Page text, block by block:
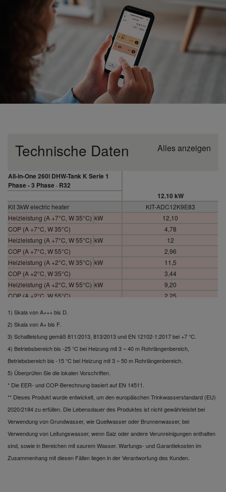
Technische Daten Alles anzeigen
All-in-One 260l DHW-Tank K Serie 1
Phase - 3 Phase · R32
12.10 kW
Kit 3kW electric heater
KIT-ADC12K9E83
Heizleistung (A +7°C, W 35°C) kW
12,10
COP (A +7°C, W 35°C)
4,78
Heizleistung (A +7°C, W 55°C) kW
12
COP (A +7°C, W 55°C)
2,96
Heizleistung (A +2°C, W 35°C) kW
11,5
COP (A +2°C, W 35°C)
3,44
Heizleistung (A +2°C, W 55°C) kW
9,20
COP (A +2°C, W 55°C)
2,25
COP (A -7°C, W 35°C)
Heating capacity (A -7°C, W
55°C)
kW
8,40
COP (A -7°C, W 55°C)
1,97
Kühlleistung (A 35°C, W 7°C)
kW
10,70
EER (A 35°C, W 7°C)
Kühlleistung (A 35°C, W 18°C) kW
EER (A 35°C, W 18°C)
Seasonal energy efficiency (W
35°C / W 55°C)
SCOP 4,58 / 3,33
Mittleres Klima.
Raumheizungs-
55°C)
ηs % 180 / 130
1) Skala von A+++ bis D.
2) Skala von A+ bis F.
3) Schallleistung gemäß 811/2013, 813/2013 und EN 12102-1:2017 bei +7 °C.
4) Betriebsbereich bis -25 °C bei Heizung mit 3 ~ 40 m Rohrlängenbereich,
Betriebsbereich bis -15 °C bei Heizung mit 3 ~ 50 m Rohrlängenbereich.
5) Überprüfen Sie die lokalen Vorschriften.
* Die EER- und COP-Berechnung basiert auf EN 14511.
** Dieses Produkt wurde entwickelt, um den europäischen Trinkwasserstandard (EU)
2020/2184 zu erfüllen. Die Lebensdauer des Produktes ist nicht gewährleistet bei
Verwendung von Grundwasser, wie Quellwasser oder Brunnenwasser, bei
Verwendung von Leitungswasser, wenn Salz oder andere Verunreinigungen enthalten
sind, sowie in Bereichen mit saurem Wasser. Wartungs- und Garantiekosten im
Zusammenhang mit diesen Fällen liegen in der Verantwortung des Kunden.